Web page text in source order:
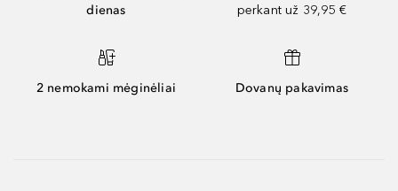
dienas
perkant už 39,95 €
2 nemokami mėginėliai Dovanų pakavimas